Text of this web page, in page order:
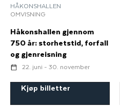
HÅKONSHALLEN
OMVISNING
Håkonshallen gjennom
750 år: storhetstid, forfall
og gjenreisning
22. juni - 30. november
Kjøp billetter